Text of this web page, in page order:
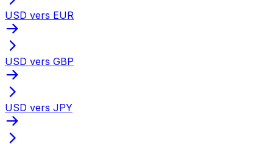
USD vers EUR
USD vers GBP
USD vers JPY